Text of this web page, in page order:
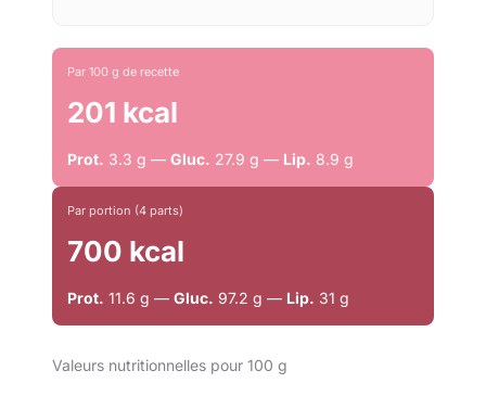
Par 100 g de recette
201 kcal
Prot. 3.3 g — Gluc. 27.9 g — Lip. 8.9 g
Par portion (4 parts)
700 kcal
Prot. 11.6 g — Gluc. 97.2 g — Lip. 31 g
Valeurs nutritionnelles pour 100 g